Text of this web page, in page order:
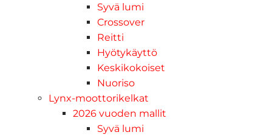
Syvä lumi
Crossover
Reitti
Hyötykäyttö
Keskikokoiset
Nuoriso
Lynx-moottorikelkat
2026 vuoden mallit
Syvä lumi